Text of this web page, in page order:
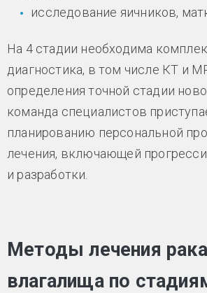
исследование яичников,
На 4 стадии необходима
диагностика, в том числе КТ и
определения точной стадии
команда специалистов
планированию персональной
лечения, включающей
и разработки.
Методы лечения рака
влагалища по